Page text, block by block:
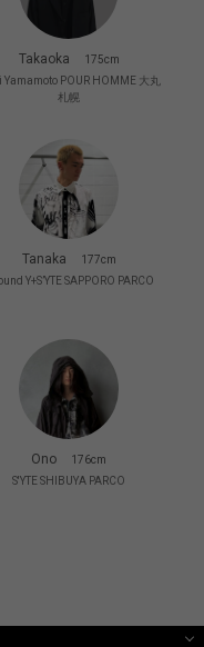
Takaoka
175cm
Yamamoto POUR HOMME 大丸
札幌
Tanaka
177cm
Y+S’YTE SAPPORO PARCO
Ono
176cm
S'YTE SHIBUYA PARCO